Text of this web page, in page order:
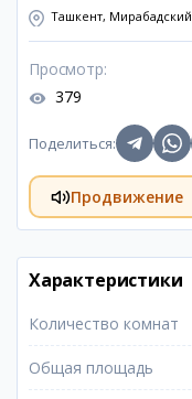
Ташкент,
Просмотр:
379
Поделиться:
Продвижение
Характеристики
Количество комнат
Общая площадь